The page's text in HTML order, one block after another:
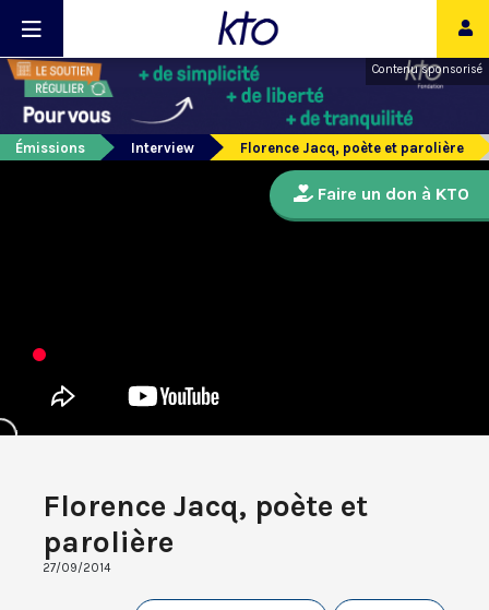
Contenu sponsorisé
Émissions Interview Florence Jacq, poète et parolière
Florence Jacq, poète et
parolière
27/09/2014
Faire un don à KTO